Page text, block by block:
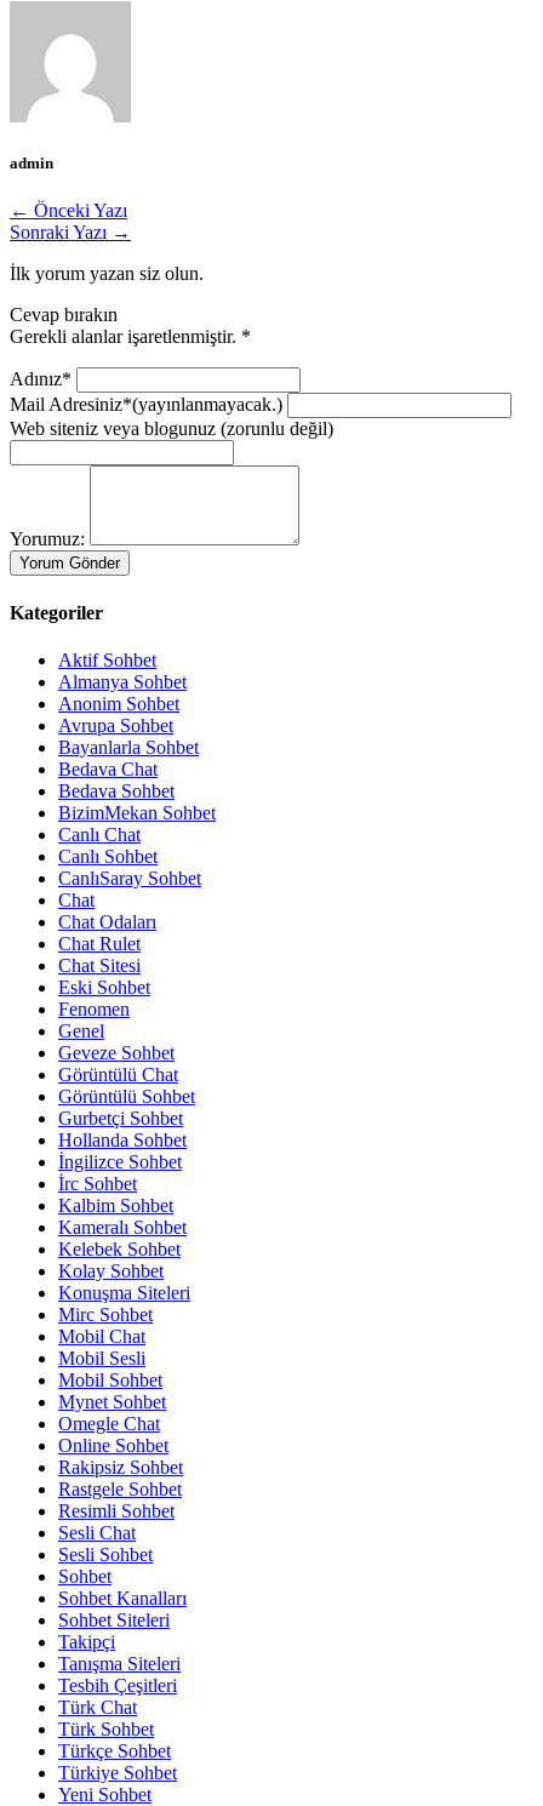
admin
← Önceki Yazı
Sonraki Yazı →
İlk yorum yazan siz olun.
Cevap bırakın
Gerekli alanlar işaretlenmiştir. *
Adınız*
Mail Adresiniz*(yayınlanmayacak.)
Web siteniz veya blogunuz (zorunlu değil)
Yorumuz:
Kategoriler
Aktif Sohbet
Almanya Sohbet
Anonim Sohbet
Avrupa Sohbet
Bayanlarla Sohbet
Bedava Chat
Bedava Sohbet
BizimMekan Sohbet
Canlı Chat
Canlı Sohbet
CanlıSaray Sohbet
Chat
Chat Odaları
Chat Rulet
Chat Sitesi
Eski Sohbet
Fenomen
Genel
Geveze Sohbet
Görüntülü Chat
Görüntülü Sohbet
Gurbetçi Sohbet
Hollanda Sohbet
İngilizce Sohbet
İrc Sohbet
Kalbim Sohbet
Kameralı Sohbet
Kelebek Sohbet
Kolay Sohbet
Konuşma Siteleri
Mirc Sohbet
Mobil Chat
Mobil Sesli
Mobil Sohbet
Mynet Sohbet
Omegle Chat
Online Sohbet
Rakipsiz Sohbet
Rastgele Sohbet
Resimli Sohbet
Sesli Chat
Sesli Sohbet
Sohbet
Sohbet Kanalları
Sohbet Siteleri
Takipçi
Tanışma Siteleri
Tesbih Çeşitleri
Türk Chat
Türk Sohbet
Türkçe Sohbet
Türkiye Sohbet
Yeni Sohbet